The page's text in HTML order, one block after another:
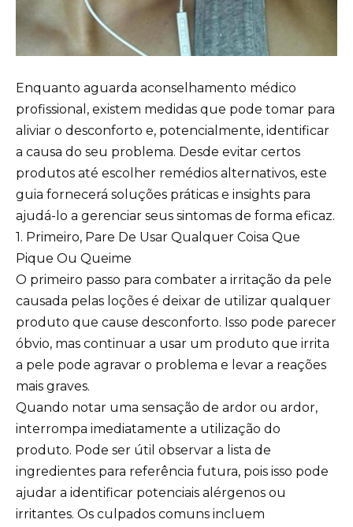
Enquanto aguarda aconselhamento médico
profissional, existem medidas que pode tomar para
aliviar o desconforto e, potencialmente, identificar
a causa do seu problema. Desde evitar certos
produtos até escolher remédios alternativos, este
guia fornecerá soluções práticas e insights para
ajudá-lo a gerenciar seus sintomas de forma eficaz.
1. Primeiro, Pare De Usar Qualquer Coisa Que
Pique Ou Queime
O primeiro passo para combater a irritação da pele
causada pelas loções é deixar de utilizar qualquer
produto que cause desconforto. Isso pode parecer
óbvio, mas continuar a usar um produto que irrita
a pele pode agravar o problema e levar a reações
mais graves.
Quando notar uma sensação de ardor ou ardor,
interrompa imediatamente a utilização do
produto. Pode ser útil observar a lista de
ingredientes para referência futura, pois isso pode
ajudar a identificar potenciais alérgenos ou
irritantes. Os culpados comuns incluem